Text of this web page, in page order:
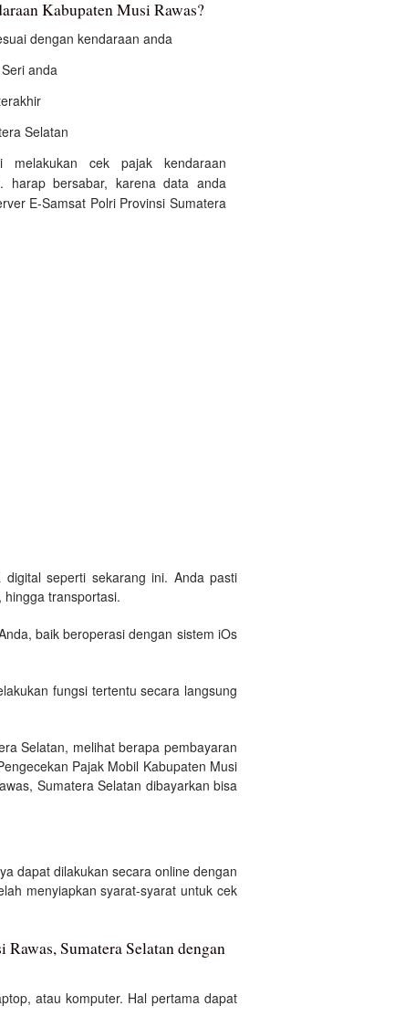
Kabupaten Musi Rawas?
dengan kendaraan anda
anda
Selatan
cek pajak kendaraan
harap bersabar, karena data anda
E-Samsat Polri Provinsi Sumatera
seperti sekarang ini. Anda pasti
transportasi.
baik beroperasi dengan sistem iOs
fungsi tertentu secara langsung
Selatan, melihat berapa pembayaran
Pajak Mobil Kabupaten Musi
Sumatera Selatan dibayarkan bisa
dapat dilakukan secara online dengan
menyiapkan syarat-syarat untuk cek
Sumatera Selatan dengan
atau komputer. Hal pertama dapat